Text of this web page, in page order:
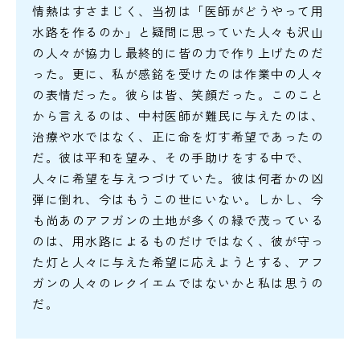
情熱はすさまじく、当初は「医師がどうやって用
水路を作るのか」と疑問に思っていた人々も沢山
の人々が協力し最終的に皆の力で作り上げたのだ
った。更に、私が感銘を受けたのは作業中の人々
の表情だった。彼らは皆、笑顔だった。このこと
から言えるのは、中村医師が難民に与えたのは、
治療や水ではなく、正に命を灯す希望であったの
だ。彼は平和を望み、その手助けをする中で、
人々に希望を与えつづけていた。彼は何者かの凶
弾に倒れ、今はもうこの世にいない。しかし、今
も尚あのアフガンの土地が多くの緑で茂っている
のは、用水路によるものだけではなく、彼が守っ
た灯と人々に与えた希望に応えようとする、アフ
ガンの人々のレクイエムではないかと私は思うの
だ。